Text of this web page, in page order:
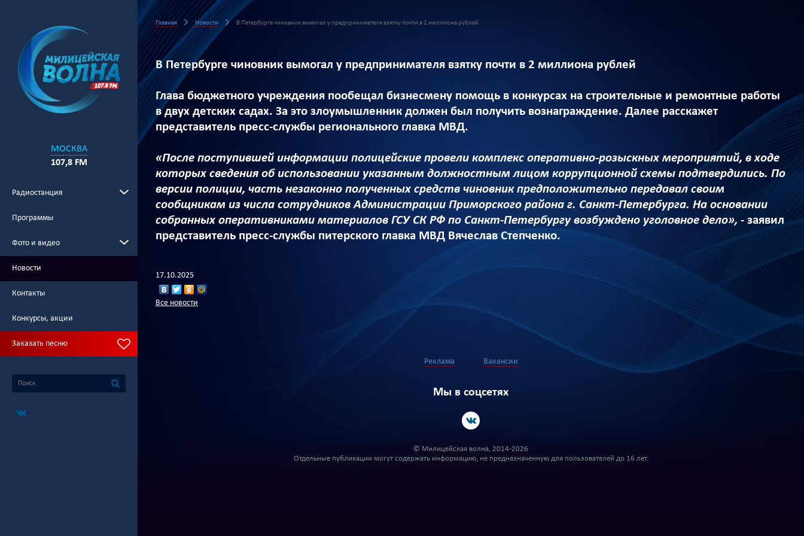
МОСКВА
107,8 FM
Радиостанция
Программы
Фото и видео
Новости
Контакты
Конкурсы, акции
Заказать песню
Главная Новости В Петербурге чиновник вымогал у предпринимателя взятку почти в 2 миллиона рублей
В Петербурге чиновник вымогал у предпринимателя взятку почти в 2 миллиона рублей
Глава бюджетного учреждения пообещал бизнесмену помощь в конкурсах на строительные и ремонтные работы
в двух детских садах. За это злоумышленник должен был получить вознаграждение. Далее расскажет
представитель пресс-службы регионального главка МВД.
«После поступившей информации полицейские провели комплекс оперативно-розыскных мероприятий, в ходе
которых сведения об использовании указанным должностным лицом коррупционной схемы подтвердились. По
версии полиции, часть незаконно полученных средств чиновник предположительно передавал своим
сообщникам из числа сотрудников Администрации Приморского района г. Санкт-Петербурга. На основании
собранных оперативниками материалов ГСУ СК РФ по Санкт-Петербургу возбуждено уголовное дело», - заявил
представитель пресс-службы питерского главка МВД Вячеслав Степченко.
17.10.2025
Все новости
Реклама Вакансии
Мы в соцсетях
© Милицейская волна, 2014-2026
Отдельные публикации могут содержать информацию, не предназначенную для пользователей до 16 лет.